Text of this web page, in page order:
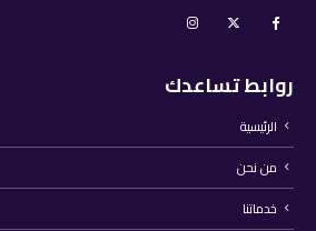
روابط تساعدك
الرئيسية
من نحن
خدماتنا